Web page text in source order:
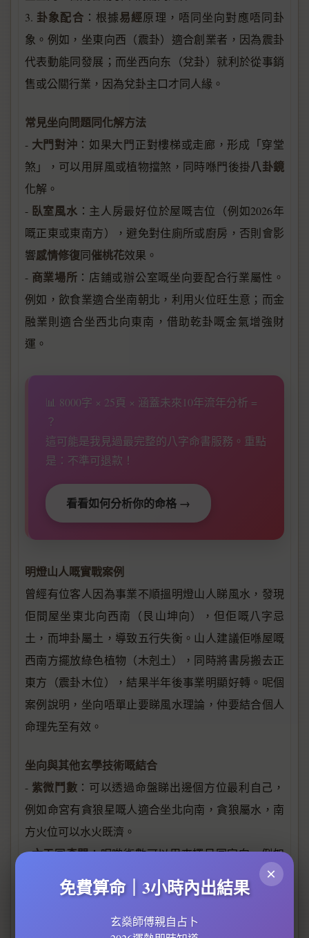
3. 卦象配合 ：根據易經原理，唔同坐向對應唔同卦
象。例如，坐東向西（震卦）適合創業者，因為震卦
代表動能同發展；而坐西向东（兌卦）就利於從事銷
售或公關行業，因為兌卦主口才同人緣。
常見坐向問題同化解方法
- 大門對沖 ：如果大門正對樓梯或走廊，形成「穿堂
煞」，可以用屏風或植物擋煞，同時喺門後掛八卦鏡
化解。
- 臥室風水 ：主人房最好位於屋嘅吉位（例如2026年
嘅正東或東南方），避免對住廁所或廚房，否則會影
響感情修復同催桃花效果。
- 商業場所 ：店鋪或辦公室嘅坐向要配合行業屬性。
例如，飲食業適合坐南朝北，利用火位旺生意；而金
融業則適合坐西北向東南，借助乾卦嘅金氣增強財
運。
📊 8000字 × 25頁 × 涵蓋未來10年流年分析 =
？
這可能是我見過最完整的八字命書服務。重點
是：不準可退款！
看看如何分析你的命格 →
明燈山人嘅實戰案例
曾經有位客人因為事業不順搵明燈山人睇風水，發現
佢間屋坐東北向西南（艮山坤向），但佢嘅八字忌
土，而坤卦屬土，導致五行失衡。山人建議佢喺屋嘅
西南方擺放綠色植物（木剋土），同時將書房搬去正
東方（震卦木位），結果半年後事業明顯好轉。呢個
案例說明，坐向唔單止要睇風水理論，仲要結合個人
命理先至有效。
坐向與其他玄學技術嘅結合
- 紫微鬥數 ：可以透過命盤睇出邊個方位最利自己，
例如命宮有貪狼星嘅人適合坐北向南，貪狼屬水，南
方火位可以水火既濟。
-六壬同奇門：呢啲術數可以用來擇日同定向，例如
開工或搬屋時，揀個吉時吉向，能夠增強風水效果。
面相學：如果一個人嘅面相顯示金氣過旺（鼻高顴
突），咁佢嘅住宅坐向最好避開西方（金位），以免
×
免費算命｜3小時內出結果
玄燊師傅親自占卜